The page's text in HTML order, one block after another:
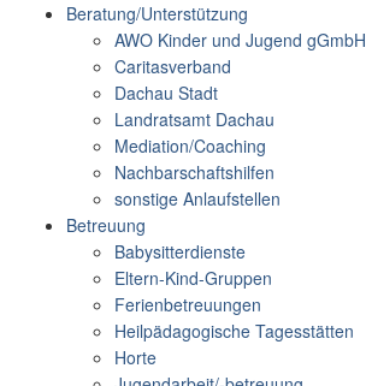
Beratung/Unterstützung
AWO Kinder und Jugend gGmbH
Caritasverband
Dachau Stadt
Landratsamt Dachau
Mediation/Coaching
Nachbarschaftshilfen
sonstige Anlaufstellen
Betreuung
Babysitterdienste
Eltern-Kind-Gruppen
Ferienbetreuungen
Heilpädagogische Tagesstätten
Horte